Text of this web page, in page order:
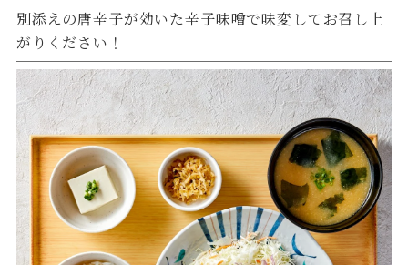
別添えの唐辛子が効いた辛子味噌で味変してお召し上
がりください！